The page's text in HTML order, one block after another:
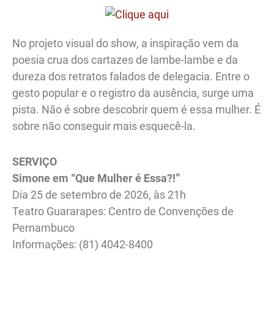
No projeto visual do show, a inspiração vem da
poesia crua dos cartazes de lambe-lambe e da
dureza dos retratos falados de delegacia. Entre o
gesto popular e o registro da ausência, surge uma
pista. Não é sobre descobrir quem é essa mulher. É
sobre não conseguir mais esquecê-la.
SERVIÇO
Simone em “Que Mulher é Essa?!”
Dia 25 de setembro de 2026, às 21h
Teatro Guararapes: Centro de Convenções de
Pernambuco
Informações: (81) 4042-8400